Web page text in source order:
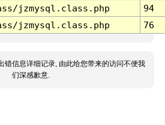
jzmysql.class.php
94
jzmysql.class.php 76
错信息详细记录, 由此给您带来的访问不便我
们深感歉意.